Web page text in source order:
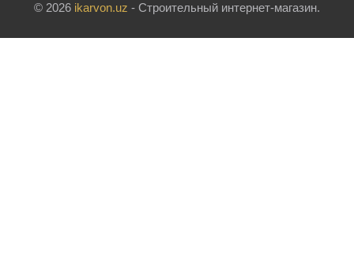
© 2026 ikarvon.uz - Строительный интернет-магазин.